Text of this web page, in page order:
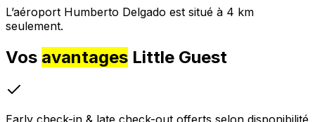
L’aéroport Humberto Delgado est situé à 4 km
seulement.
Vos avantages Little Guest
Early check-in & late check-out offerts selon disponibilité